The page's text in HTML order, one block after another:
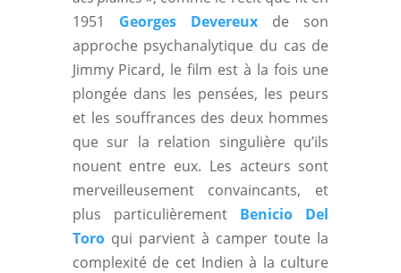
1951 Georges Devereux de son
approche psychanalytique du cas de
Jimmy Picard, le film est à la fois une
plongée dans les pensées, les peurs
et les souffrances des deux hommes
que sur la relation singulière qu’ils
nouent entre eux. Les acteurs sont
merveilleusement convaincants, et
plus particulièrement Benicio Del
Toroqui parvient à camper toute la
complexité de cet Indien à la culture